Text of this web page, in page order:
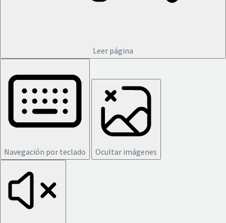
Leer página
Navegación por teclado Ocultar imágenes